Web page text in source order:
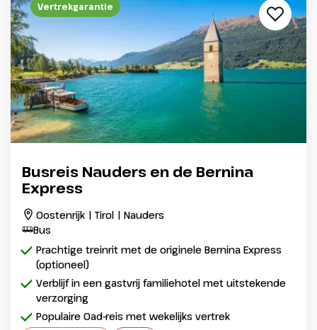
Vertrekgarantie
Busreis Nauders en de Bernina
Express
Oostenrijk | Tirol | Nauders
Bus
Prachtige treinrit met de originele Bernina Express
(optioneel)
Verblijf in een gastvrij familiehotel met uitstekende
verzorging
Populaire Oad-reis met wekelijks vertrek